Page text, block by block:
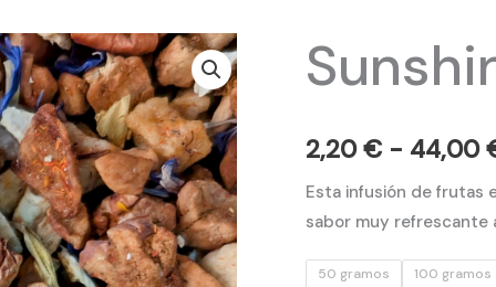
2,20€ - 44,00
Esta infusión de frutas
sabor muy refrescante
50 gramos 100 gramos
Sunshine
cantidad